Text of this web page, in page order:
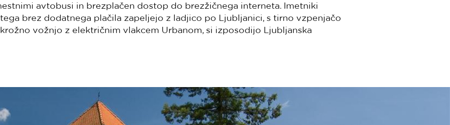
avtobusi in brezplačen dostop do brezžičnega interneta. Imetniki
brez dodatnega plačila zapeljejo z ladjico po Ljubljanici, s tirno vzpenjačo
vožnjo z električnim vlakcem Urbanom, si izposodijo Ljubljanska